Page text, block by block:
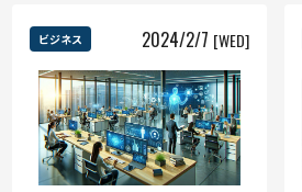
ビジネス 2024/2/7 [WED]